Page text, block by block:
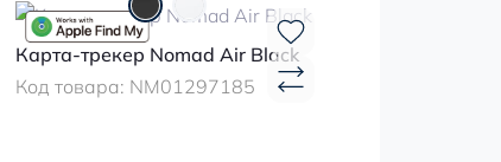
Карта-трекер Nomad Air Black
Код товара: NM01297185